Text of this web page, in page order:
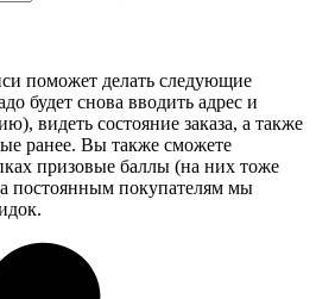
поможет делать следующие
будет снова вводить адрес и
видеть состояние заказа, а также
ранее. Вы также сможете
призовые баллы (на них тоже
постоянным покупателям мы